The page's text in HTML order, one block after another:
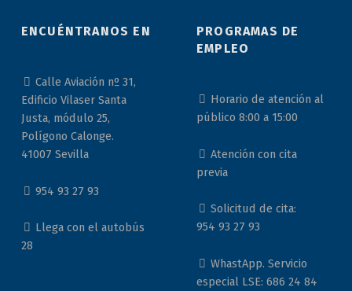
ENCUÉNTRANOS EN
Calle Aviación nº 31,
Edificio Vilaser Santa
Justa, módulo 25,
Polígono Calonge.
41007 Sevilla
954 93 27 93
Llega con el autobús
28
PROGRAMAS DE
EMPLEO
Horario de atención al
público 8:00 a 15:00
Atención con cita
previa
Solicitud de cita:
954 93 27 93
WhastApp. Servicio
especial LSE: 686 24 84